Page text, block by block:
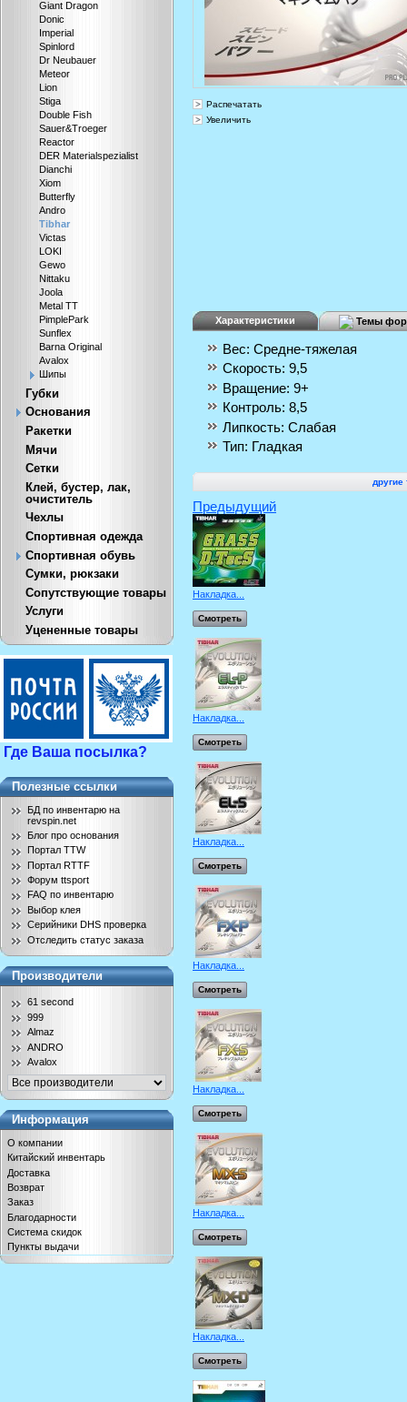
Giant Dragon
Donic
Imperial
Spinlord
Dr Neubauer
Meteor
Lion
Stiga
Double Fish
Sauer&Troeger
Reactor
DER Materialspezialist
Dianchi
Xiom
Butterfly
Andro
Tibhar
Victas
LOKI
Gewo
Nittaku
Joola
Metal TT
PimplePark
Sunflex
Barna Original
Avalox
Шипы
Губки
Основания
Ракетки
Мячи
Сетки
Клей, бустер, лак,
очиститель
Чехлы
Спортивная одежда
Спортивная обувь
Сумки, рюкзаки
Сопутствующие товары
Услуги
Уцененные товары
Где Ваша посылка?
Полезные ссылки
БД по инвентарю на
revspin.net
Блог про основания
Портал TTW
Портал RTTF
Форум ttsport
FAQ по инвентарю
Выбор клея
Серийники DHS проверка
Отследить статус заказа
Производители
61 second
999
Almaz
ANDRO
Avalox
Информация
О компании
Китайский инвентарь
Доставка
Возврат
Заказ
Благодарности
Система скидок
Пункты выдачи
Распечатать
Увеличить
Характеристики Темы
Вес: Средне-тяжелая
Скорость: 9,5
Вращение: 9+
Контроль: 8,5
Липкость: Слабая
Тип: Гладкая
другие
Предыдущий
Накладка...
Смотреть
Накладка...
Смотреть
Накладка...
Смотреть
Накладка...
Смотреть
Накладка...
Смотреть
Накладка...
Смотреть
Накладка...
Смотреть